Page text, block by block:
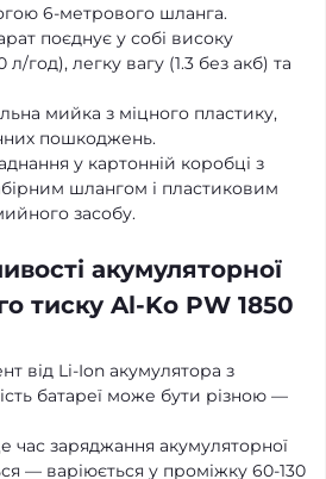
6-метрового шланга.
поєднує у собі високу
л/год), легку вагу (1.3 без акб) та
мийка з міцного пластику,
пошкоджень.
у картонній коробці з
шлангом і пластиковим
засобу.
акумуляторної
тиску Al-Ko PW 1850
від Li-Ion акумулятора з
батареї може бути різною —
час заряджання акумуляторної
— варіюється у проміжку 60-130